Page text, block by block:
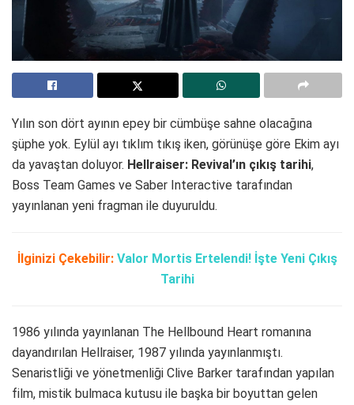
Yılın son dört ayının epey bir cümbüşe sahne olacağına
şüphe yok. Eylül ayı tıklım tıkış iken, görünüşe göre Ekim ayı
da yavaştan doluyor. Hellraiser: Revival’ın çıkış tarihi,
Boss Team Games ve Saber Interactive tarafından
yayınlanan yeni fragman ile duyuruldu.
İlginizi Çekebilir: Valor Mortis Ertelendi! İşte Yeni Çıkış
Tarihi
1986 yılında yayınlanan The Hellbound Heart romanına
dayandırılan Hellraiser, 1987 yılında yayınlanmıştı.
Senaristliği ve yönetmenliği Clive Barker tarafından yapılan
film, mistik bulmaca kutusu ile başka bir boyuttan gelen